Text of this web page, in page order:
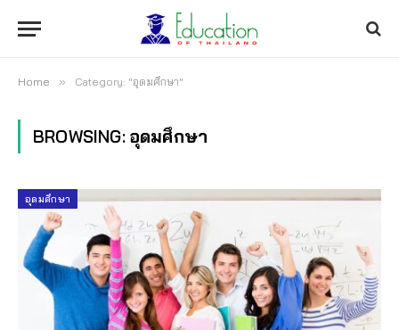
Home » Category: "อุดมศึกษา"
BROWSING: อุดมศึกษา
อุดมศึกษา